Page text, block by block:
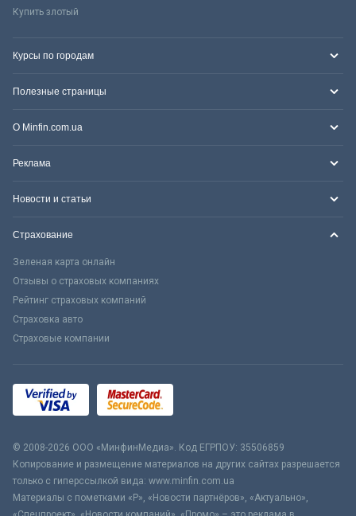
Купить злотый
Курсы по городам
Полезные страницы
О Minfin.com.ua
Реклама
Новости и статьи
Страхование
Зеленая карта онлайн
Отзывы о страховых компаниях
Рейтинг страховых компаний
Страховка авто
Страховые компании
© 2008-2026 ООО «МинфинМедиа». Код ЕГРПОУ: 35506859
Копирование и размещение материалов на других сайтах разрешается
только с гиперссылкой вида: www.minfin.com.ua
Материалы с пометками «Р», «Новости партнёров», «Актуально»,